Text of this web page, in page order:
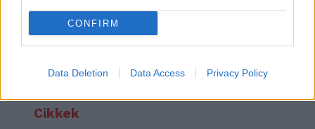
CONFIRM
Data Deletion Data Access Privacy Policy
FacebookTwitter Hónapok óta húzódó jogi és politikai
csatározások után az Európai Unió a döntő fázisba lépett:...
Cikkek